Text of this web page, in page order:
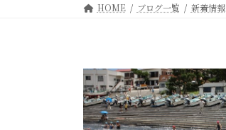
HOME ブログ一覧 新着情報